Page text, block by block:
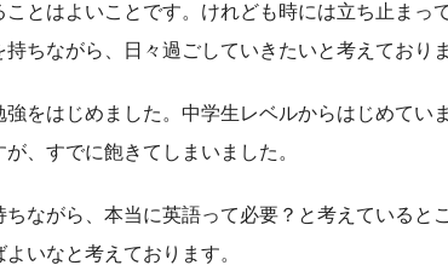
とはよいことです。けれども時には立ち止まっ
ちながら、日々過ごしていきたいと考えておりま
をはじめました。中学生レベルからはじめてい
、すでに飽きてしまいました。
ちながら、本当に英語って必要？と考えていると
いなと考えております。